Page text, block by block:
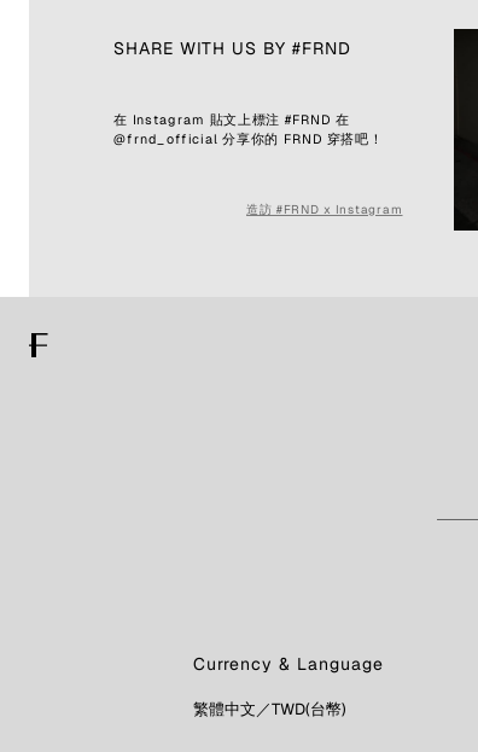
SHARE WITH US BY #FRND
在 Instagram 貼文上標注 #FRND 在
@frnd_official 分享你的 FRND 穿搭吧！
造訪 #FRND x Instagram
Currency & Language